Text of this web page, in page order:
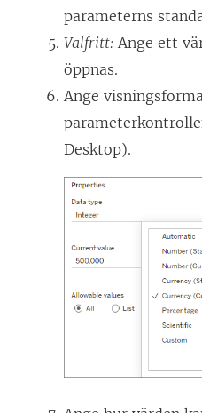
parameterns
Valfritt: Ange ett
öppnas.
Ange
Desktop).